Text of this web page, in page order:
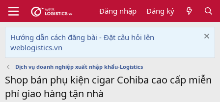
Đăng nhập Đăng ký
Hướng dẫn cách đăng bài - Đặt câu hỏi lên
weblogistics.vn
Dịch vụ doanh nghiệp xuất nhập khẩu-Logistics
Shop bán phụ kiện cigar Cohiba cao cấp miễn
phí giao hàng tận nhà